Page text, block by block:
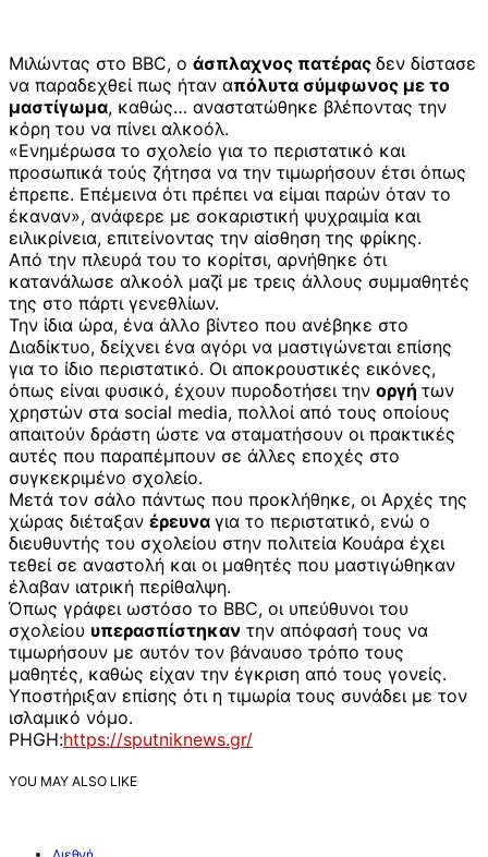
Μιλώντας στο BBC, ο άσπλαχνος πατέρας δεν δίστασε
να παραδεχθεί πως ήταν απόλυτα σύμφωνος με το
μαστίγωμα, καθώς… αναστατώθηκε βλέποντας την
κόρη του να πίνει αλκοόλ.
«Ενημέρωσα το σχολείο για το περιστατικό και
προσωπικά τούς ζήτησα να την τιμωρήσουν έτσι όπως
έπρεπε. Επέμεινα ότι πρέπει να είμαι παρών όταν το
έκαναν», ανάφερε με σοκαριστική ψυχραιμία και
ειλικρίνεια, επιτείνοντας την αίσθηση της φρίκης.
Από την πλευρά του το κορίτσι, αρνήθηκε ότι
κατανάλωσε αλκοόλ μαζί με τρεις άλλους συμμαθητές
της στο πάρτι γενεθλίων.
Την ίδια ώρα, ένα άλλο βίντεο που ανέβηκε στο
Διαδίκτυο, δείχνει ένα αγόρι να μαστιγώνεται επίσης
για το ίδιο περιστατικό. Οι αποκρουστικές εικόνες,
όπως είναι φυσικό, έχουν πυροδοτήσει την οργή των
χρηστών στα social media, πολλοί από τους οποίους
απαιτούν δράστη ώστε να σταματήσουν οι πρακτικές
αυτές που παραπέμπουν σε άλλες εποχές στο
συγκεκριμένο σχολείο.
Μετά τον σάλο πάντως που προκλήθηκε, οι Αρχές της
χώρας διέταξαν έρευνα για το περιστατικό, ενώ ο
διευθυντής του σχολείου στην πολιτεία Κουάρα έχει
τεθεί σε αναστολή και οι μαθητές που μαστιγώθηκαν
έλαβαν ιατρική περίθαλψη.
Όπως γράφει ωστόσο το BBC, οι υπεύθυνοι του
σχολείου υπερασπίστηκαν την απόφασή τους να
τιμωρήσουν με αυτόν τον βάναυσο τρόπο τους
μαθητές, καθώς είχαν την έγκριση από τους γονείς.
Υποστήριξαν επίσης ότι η τιμωρία τους συνάδει με τον
ισλαμικό νόμο.
PHGH:https://sputniknews.gr/
YOU MAY ALSO LIKE